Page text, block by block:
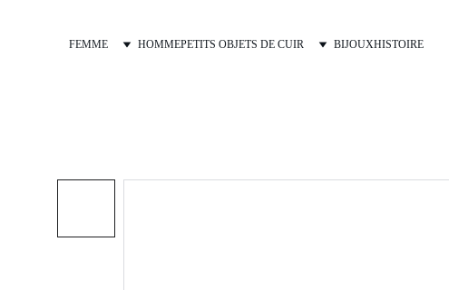
FEMME HOMMEPETITS OBJETS DE CUIR BIJOUXHISTOIRE